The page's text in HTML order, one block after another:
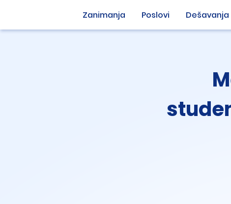
Zanimanja Poslovi Dešavanja